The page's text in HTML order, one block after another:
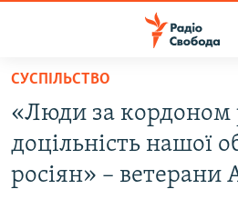
Перейти
основного
матеріалу
Перейти
до
ВСЕ ЗА ДОБУ
СТАТТІ
СУСПІЛЬСТВО
«Люди за кордоном
доцільність нашої
росіян» – ветерани